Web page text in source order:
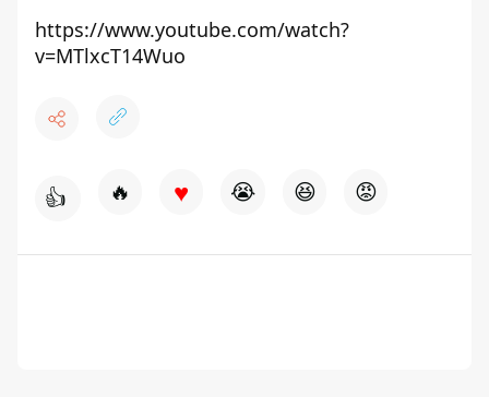
https://www.youtube.com/watch?
v=MTlxcT14Wuo
👍 🔥 ♥ 😭 😆 😡